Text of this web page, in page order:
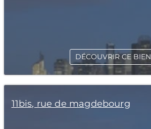
DÉCOUVRIR CE BIEN
11bis, rue de magdebourg